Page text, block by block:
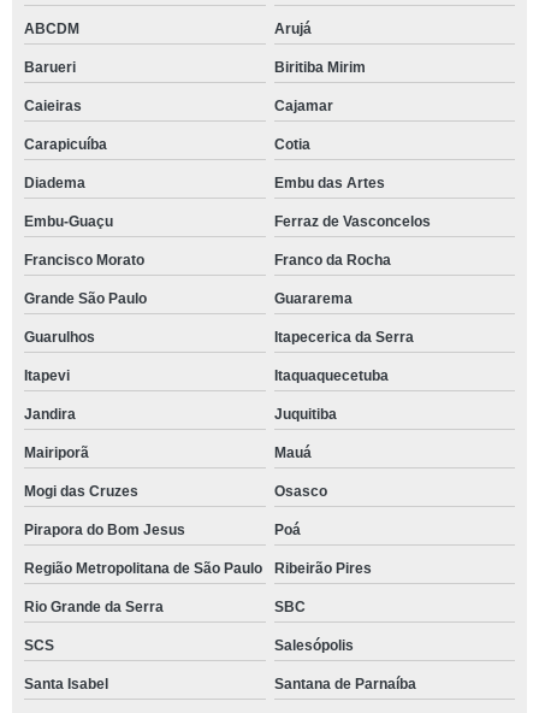
ABCDM Arujá
Barueri Biritiba Mirim
Caieiras Cajamar
Carapicuíba Cotia
Diadema Embu das Artes
Embu-Guaçu Ferraz de Vasconcelos
Francisco Morato Franco da Rocha
Grande São Paulo Guararema
Guarulhos Itapecerica da Serra
Itapevi Itaquaquecetuba
Jandira Juquitiba
Mairiporã Mauá
Mogi das Cruzes Osasco
Pirapora do Bom Jesus Poá
Região Metropolitana de São Paulo Ribeirão Pires
Rio Grande da Serra SBC
SCS Salesópolis
Santa Isabel Santana de Parnaíba